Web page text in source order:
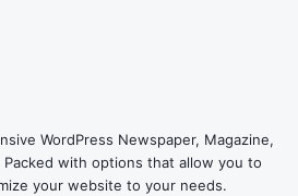
WordPress Newspaper, Magazine,
Packed with options that allow you to
your website to your needs.